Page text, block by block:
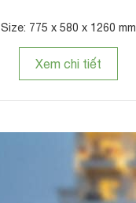
Size: 775 x 580 x 1260 mm
Xem chi tiết